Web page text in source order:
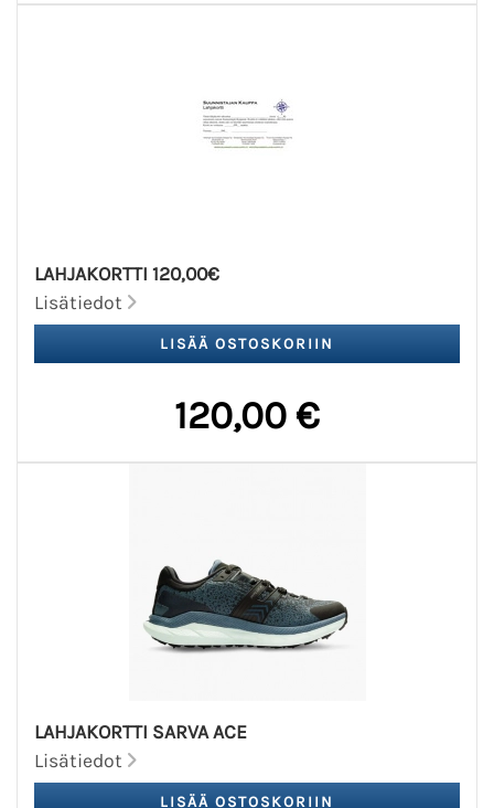
LAHJAKORTTI 120,00€
Lisätiedot
120,00 €
LAHJAKORTTI SARVA ACE
Lisätiedot